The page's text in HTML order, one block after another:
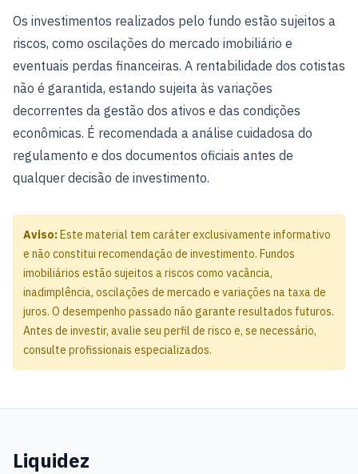
Os investimentos realizados pelo fundo estão sujeitos a
riscos, como oscilações do mercado imobiliário e
eventuais perdas financeiras. A rentabilidade dos cotistas
não é garantida, estando sujeita às variações
decorrentes da gestão dos ativos e das condições
econômicas. É recomendada a análise cuidadosa do
regulamento e dos documentos oficiais antes de
qualquer decisão de investimento.
Aviso:Este material tem caráter exclusivamente informativo
e não constitui recomendação de investimento. Fundos
imobiliários estão sujeitos a riscos como vacância,
inadimplência, oscilações de mercado e variações na taxa de
juros. O desempenho passado não garante resultados futuros.
Antes de investir, avalie seu perfil de risco e, se necessário,
consulte profissionais especializados.
Liquidez